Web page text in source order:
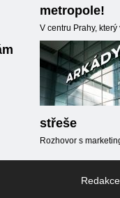
metropole!
V centru Prahy,
střeše
Rozhovor s
Redakce